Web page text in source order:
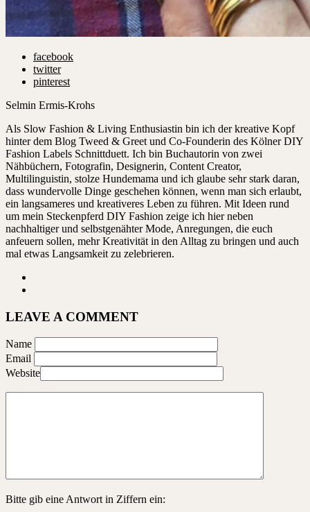
facebook
twitter
pinterest
Selmin Ermis-Krohs
Als Slow Fashion & Living Enthusiastin bin ich der kreative Kopf
hinter dem Blog Tweed & Greet und Co-Founderin des Kölner DIY
Fashion Labels Schnittduett. Ich bin Buchautorin von zwei
Nähbüchern, Fotografin, Designerin, Content Creator,
Multilinguistin, stolze Hundemama und ich glaube sehr stark daran,
dass wundervolle Dinge geschehen können, wenn man sich erlaubt,
ein langsameres und kreativeres Leben zu führen. Mit Ideen rund
um mein Steckenpferd DIY Fashion zeige ich hier neben
nachhaltiger und selbstgenähter Mode, Anregungen, die euch
anfeuern sollen, mehr Kreativität in den Alltag zu bringen und auch
mal etwas Langsamkeit zu zelebrieren.
LEAVE A COMMENT
Name
Email
Website
Bitte gib eine Antwort in Ziffern ein: